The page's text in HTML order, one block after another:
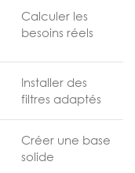
Calculer les
besoins réels
Installer des
filtres adaptés
Créer une base
solide